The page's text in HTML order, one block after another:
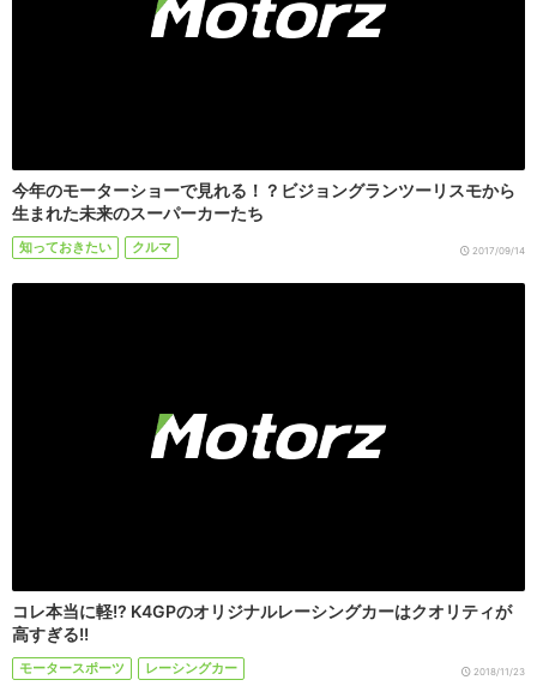
今年のモーターショーで見れる！？ビジョングランツーリスモから
生まれた未来のスーパーカーたち
知っておきたい クルマ 2017/09/14
コレ本当に軽!? K4GPのオリジナルレーシングカーはクオリティが
高すぎる!!
モータースポーツ レーシングカー 2018/11/23